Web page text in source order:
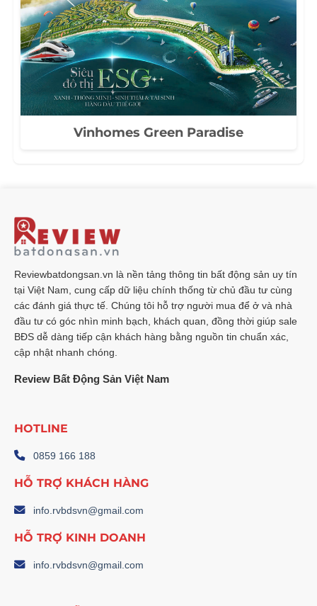
Vinhomes Green Paradise
Reviewbatdongsan.vn là nền tảng thông tin bất động sản uy tín
tại Việt Nam, cung cấp dữ liệu chính thống từ chủ đầu tư cùng
các đánh giá thực tế. Chúng tôi hỗ trợ người mua để ở và nhà
đầu tư có góc nhìn minh bạch, khách quan, đồng thời giúp sale
BĐS dễ dàng tiếp cận khách hàng bằng nguồn tin chuẩn xác,
cập nhật nhanh chóng.
Review Bất Động Sản Việt Nam
HOTLINE
0859 166 188
HỖ TRỢ KHÁCH HÀNG
info.rvbdsvn@gmail.com
HỖ TRỢ KINH DOANH
info.rvbdsvn@gmail.com